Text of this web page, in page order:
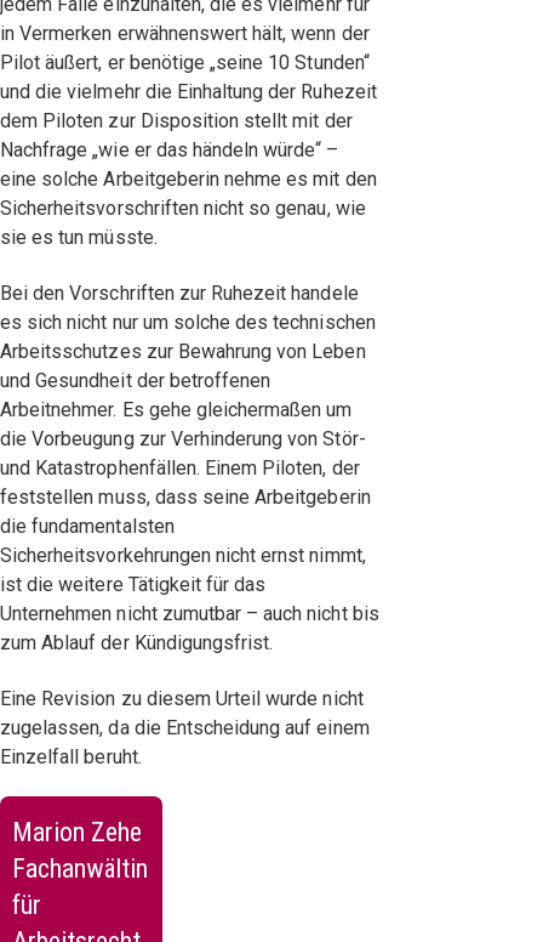
in Vermerken erwähnenswert hält, wenn der
Pilot äußert, er benötige „seine 10 Stunden“
und die vielmehr die Einhaltung der Ruhezeit
dem Piloten zur Disposition stellt mit der
Nachfrage „wie er das händeln würde“ –
eine solche Arbeitgeberin nehme es mit den
Sicherheitsvorschriften nicht so genau, wie
sie es tun müsste.
Bei den Vorschriften zur Ruhezeit handele
es sich nicht nur um solche des technischen
Arbeitsschutzes zur Bewahrung von Leben
und Gesundheit der betroffenen
Arbeitnehmer. Es gehe gleichermaßen um
die Vorbeugung zur Verhinderung von Stör-
und Katastrophenfällen. Einem Piloten, der
feststellen muss, dass seine Arbeitgeberin
die fundamentalsten
Sicherheitsvorkehrungen nicht ernst nimmt,
ist die weitere Tätigkeit für das
Unternehmen nicht zumutbar – auch nicht bis
zum Ablauf der Kündigungsfrist.
Eine Revision zu diesem Urteil wurde nicht
zugelassen, da die Entscheidung auf einem
Einzelfall beruht.
Marion Zehe
Fachanwältin
für